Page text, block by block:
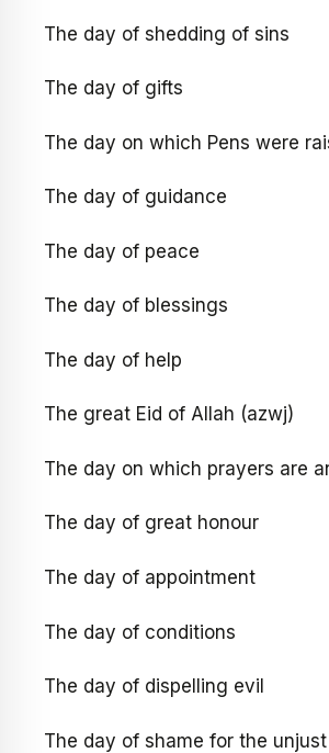
The day of shedding of sins
The day of gifts
The day on which Pens were
The day of guidance
The day of peace
The day of blessings
The day of help
The great Eid of Allah (azwj)
The day on which prayers are
The day of great honour
The day of appointment
The day of conditions
The day of dispelling evil
The day of shame for the unjust